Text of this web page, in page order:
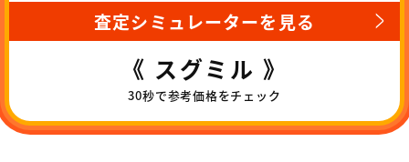
査定シミュレーターを見る
《 スグミル 》
30秒で参考価格をチェック